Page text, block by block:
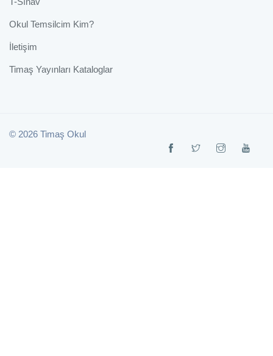
Okul Temsilcim Kim?
İletişim
Timaş Yayınları Kataloglar
© 2026 Timaş Okul